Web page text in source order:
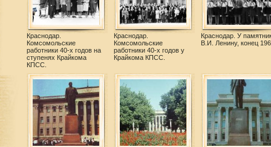
Краснодар.
Комсомольские
работники 40-х годов на
ступенях Крайкома
КПСС.
Краснодар.
Комсомольские
работники 40-х годов у
Крайкома КПСС.
Краснодар. У
В.И. Ленину, конец